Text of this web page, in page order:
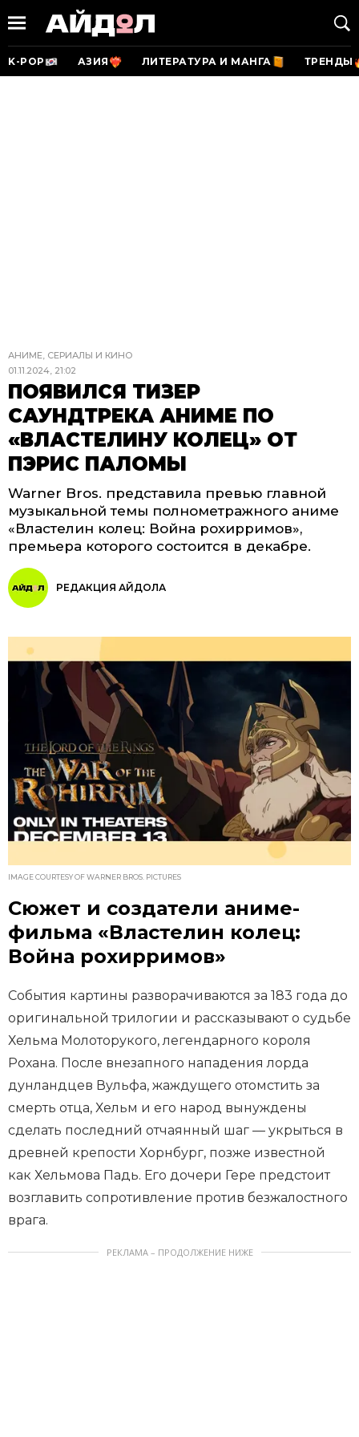
K-POP АЗИЯ ЛИТЕРАТУРА И МАНГА ТРЕНДЫ
АНИМЕ, СЕРИАЛЫ И КИНО
01.11.2024, 21:02
ПОЯВИЛСЯ ТИЗЕР
САУНДТРЕКА АНИМЕ ПО
«ВЛАСТЕЛИНУ КОЛЕЦ» ОТ
ПЭРИС ПАЛОМЫ
Warner Bros. представила превью главной
музыкальной темы полнометражного аниме
«Властелин колец: Война рохирримов»,
премьера которого состоится в декабре.
РЕДАКЦИЯ АЙДОЛА
IMAGE COURTESY OF WARNER BROS. PICTURES
Сюжет и создатели аниме-
фильма «Властелин колец:
Война рохирримов»
События картины разворачиваются за 183 года до
оригинальной трилогии и рассказывают о судьбе
Хельма Молоторукого, легендарного короля
Рохана. После внезапного нападения лорда
дунландцев Вульфа, жаждущего отомстить за
смерть отца, Хельм и его народ вынуждены
сделать последний отчаянный шаг — укрыться в
древней крепости Хорнбург, позже известной
как Хельмова Падь. Его дочери Гере предстоит
возглавить сопротивление против безжалостного
врага.
РЕКЛАМА – ПРОДОЛЖЕНИЕ НИЖЕ